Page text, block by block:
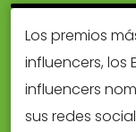
Los premios
influencers, los
influencers
sus redes